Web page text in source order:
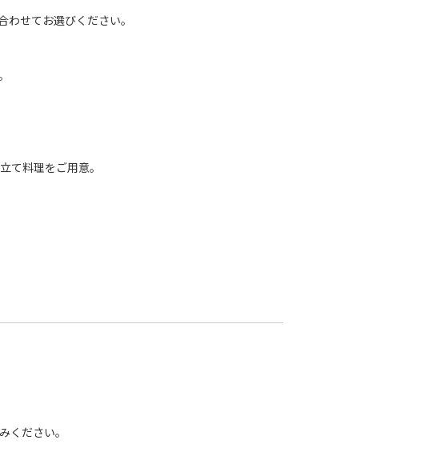
せてお選びください。
て料理をご用意。
ください。